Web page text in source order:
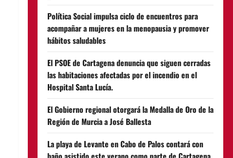
Política Social impulsa ciclo de encuentros para
acompañar a mujeres en la menopausia y promover
hábitos saludables
El PSOE de Cartagena denuncia que siguen cerradas
las habitaciones afectadas por el incendio en el
Hospital Santa Lucía.
El Gobierno regional otorgará la Medalla de Oro de la
Región de Murcia a José Ballesta
La playa de Levante en Cabo de Palos contará con